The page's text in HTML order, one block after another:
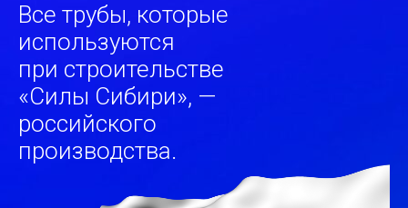
Все трубы, которые
используются
при строительстве
«Силы Сибири», —
российского
производства.